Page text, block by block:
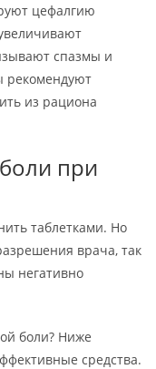
цефалгию
спазмы и
рекомендуют
из рациона
при
таблетками. Но
врача, так
негативно
боли? Ниже
средства.